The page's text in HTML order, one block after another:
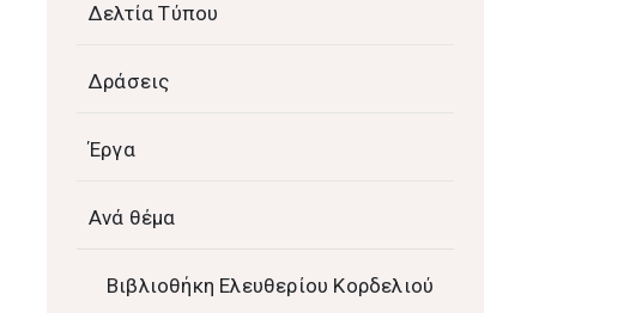
Δελτία Τύπου
Δράσεις
Έργα
Ανά θέμα
Βιβλιοθήκη Ελευθερίου Κορδελιού